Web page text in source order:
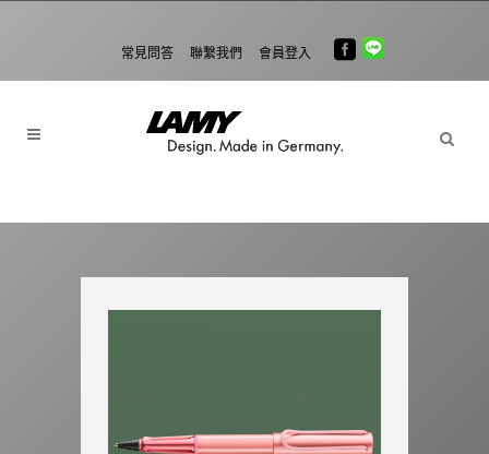
常見問答 聯繫我們 會員登入